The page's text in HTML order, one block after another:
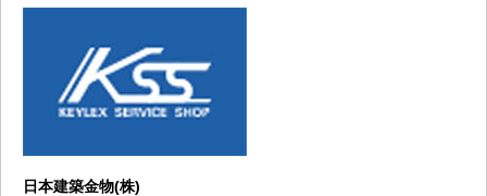
日本建築金物(株)